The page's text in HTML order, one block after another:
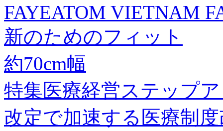
FAYEATOM VIETNAM
新のためのフィット
約70cm幅
特集医療経営ステップ
改定で加速する医療制